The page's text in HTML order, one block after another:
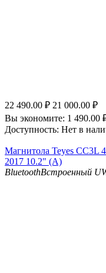
22 490.00 ₽ 21 000.00 ₽
Вы экономите: 1 490.00
Доступность: Нет в
Магнитола Teyes CC3L
2017 10.2" (A)
BluetoothВстроенный